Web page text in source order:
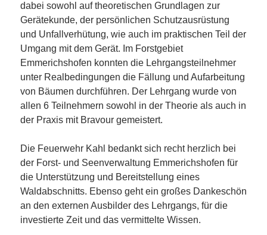
dabei sowohl auf theoretischen Grundlagen zur
Gerätekunde, der persönlichen Schutzausrüstung
und Unfallverhütung, wie auch im praktischen Teil der
Umgang mit dem Gerät. Im Forstgebiet
Emmerichshofen konnten die Lehrgangsteilnehmer
unter Realbedingungen die Fällung und Aufarbeitung
von Bäumen durchführen. Der Lehrgang wurde von
allen 6 Teilnehmern sowohl in der Theorie als auch in
der Praxis mit Bravour gemeistert.
Die Feuerwehr Kahl bedankt sich recht herzlich bei
der Forst- und Seenverwaltung Emmerichshofen für
die Unterstützung und Bereitstellung eines
Waldabschnitts. Ebenso geht ein großes Dankeschön
an den externen Ausbilder des Lehrgangs, für die
investierte Zeit und das vermittelte Wissen.